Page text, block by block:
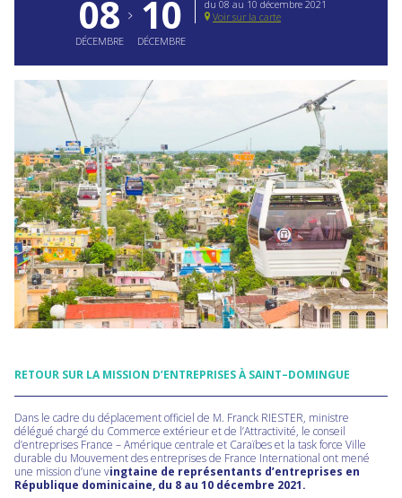
08
DÉCEMBRE
10
DÉCEMBRE
du 08 au 10 décembre 2021
Voir sur la carte
RETOUR SUR LA MISSION D’ENTREPRISESÀSAINT–DOMINGUE
Dans le cadre du déplacement officiel de M. Franck RIESTER, ministre
délégué chargé du Commerce extérieur et de l’Attractivité, le conseil
d’entreprises France – Amérique centrale et Caraïbes et la task force Ville
durable du Mouvement des entreprises de France International ont mené
une mission d’une vingtaine de représentants d’entreprises en
République dominicaine, du 8 au 10 décembre 2021.